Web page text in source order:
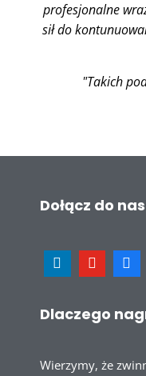
profesjonalne
sił do
"Takich
Dołącz do
Dlaczego
Wierzymy, że